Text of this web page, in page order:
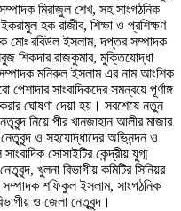
মিরাজুল শেখ, সহ সাংগঠনিক
হক রাজীব, শিক্ষা ও প্রশিক্ষণ
মোঃ রবিউল ইসলাম, দপ্তর সম্পাদক
শিকদার রাজকুমার, মুক্তিযোদ্ধা
মনিরুল ইসলাম এর নাম আংশিক
সাংবাদিকদের সমন্বয়ে পূর্ণাঙ্গ
ঘোষণা দেয়া হয়। সবশেষে নতুন
নিয়ে পীর খানজাহান আলীর মাজার
ও সহযোদ্ধাদের অভিনন্দন ও
সোসাইটির কেন্দ্রীয় যুগ্ম
খুলনা বিভাগীয় কমিটির সিনিয়র
সম্পাদক শফিকুল ইসলাম, সাংগঠনিক
ও জেলা নেতৃবৃন্দ।